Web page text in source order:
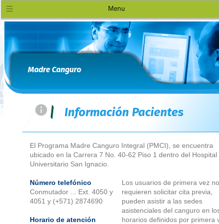
Menu
Madre Canguro
= | Información Pacientes
El Programa Madre Canguro Integral (PMCI), se encuentra
ubicado en la Carrera 7 No. 40-62 Piso 1 dentro del Hospital
Universitario San Ignacio.
Número telefónico
Conmutador ... Ext. 4050 y
4051 y (+571) 2874690
Horario de atención
Los usuarios de primera vez no
requieren solicitar cita previa,
pueden asistir a las sedes
asistenciales del canguro en
horarios definidos por primera